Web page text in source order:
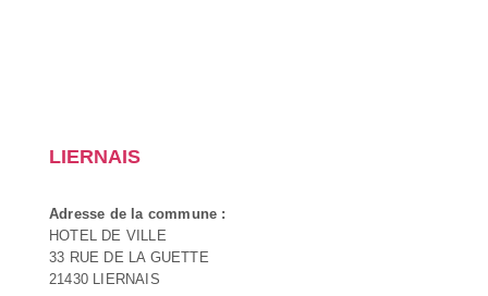
LIERNAIS
Adresse de la commune :
HOTEL DE VILLE
33 RUE DE LA GUETTE
21430 LIERNAIS